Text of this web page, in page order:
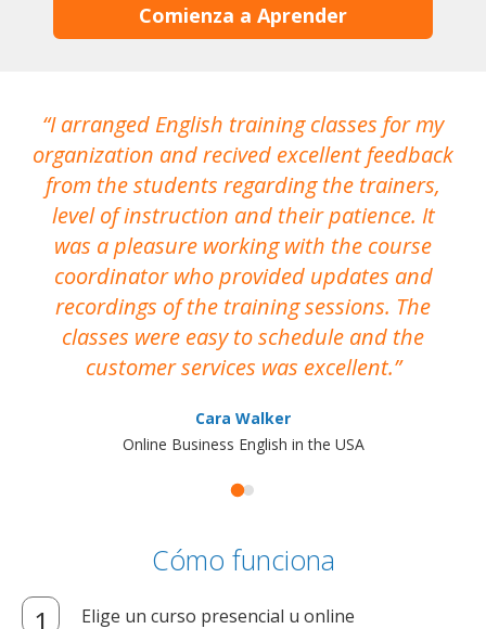
Comienza a Aprender
I arranged English training classes for my
organization and recived excellent feedback
from the students regarding the trainers,
level of instruction and their patience. It
was a pleasure working with the course
coordinator who provided updates and
recordings of the training sessions. The
classes were easy to schedule and the
customer services was excellent.
Cara Walker
Online Business English in the USA
Cómo funciona
Elige un curso presencial u online